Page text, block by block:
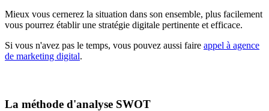
Mieux vous cernerez la situation dans son ensemble, plus facilement
vous pourrez établir une stratégie digitale pertinente et efficace.
Si vous n'avez pas le temps, vous pouvez aussi faire appel à agence
de marketing digital.
La méthode d'analyse SWOT